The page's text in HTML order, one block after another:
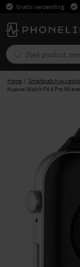
Gratis verzending
Home Smartwatch-
Huawei Watch Fit 5 Pro